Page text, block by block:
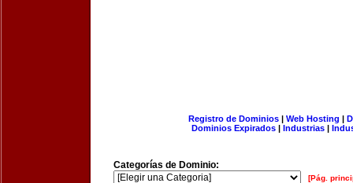
Registro de Dominios| Web Hosting |
Dominios Expirados | Industrias |
Categorías de Dominio:
[Pág.